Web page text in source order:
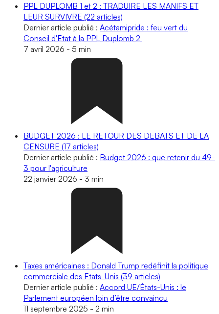
PPL DUPLOMB 1 et 2 : TRADUIRE LES MANIFS ET
LEUR SURVIVRE (22 articles)
Dernier article publié : Acétamipride : feu vert du
Conseil d'Etat à la PPL Duplomb 2
7 avril 2026 - 5 min
BUDGET 2026 : LE RETOUR DES DEBATS ET DE LA
CENSURE (17 articles)
Dernier article publié : Budget 2026 : que retenir du 49-
3 pour l'agriculture
22 janvier 2026 - 3 min
Taxes américaines : Donald Trump redéfinit la politique
commerciale des Etats-Unis (39 articles)
Dernier article publié : Accord UE/États-Unis : le
Parlement européen loin d’être convaincu
11 septembre 2025 - 2 min